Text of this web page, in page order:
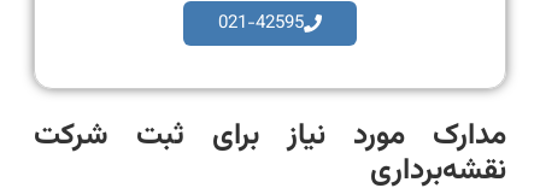
021-42595
مدارک مورد نیاز برای ثبت شرکت
نقشه‌برداری